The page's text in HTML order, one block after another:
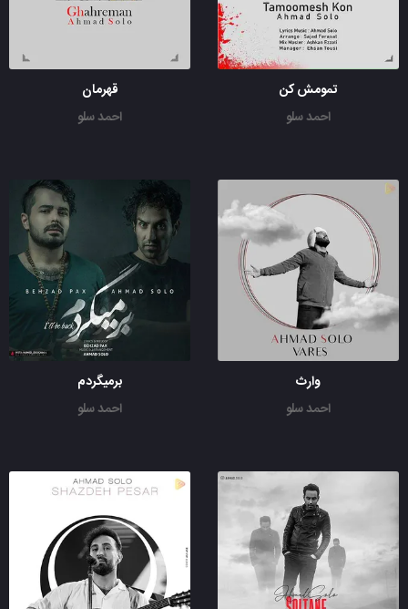
تمومش کن
احمد سلو
قهرمان
احمد سلو
وارث
احمد سلو
برمیگردم
احمد سلو